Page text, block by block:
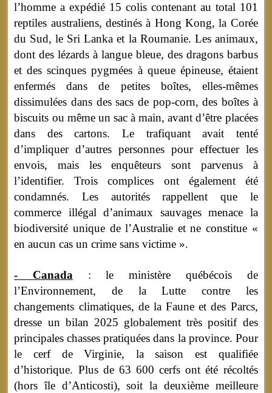
l’homme a expédié 15 colis contenant au total 101
reptiles australiens, destinés à Hong Kong, la Corée
du Sud, le Sri Lanka et la Roumanie. Les animaux,
dont des lézards à langue bleue, des dragons barbus
et des scinques pygmées à queue épineuse, étaient
enfermés dans de petites boîtes, elles-mêmes
dissimulées dans des sacs de pop-corn, des boîtes à
biscuits ou même un sac à main, avant d’être placées
dans des cartons. Le trafiquant avait tenté
d’impliquer d’autres personnes pour effectuer les
envois, mais les enquêteurs sont parvenus à
l’identifier. Trois complices ont également été
condamnés. Les autorités rappellent que le
commerce illégal d’animaux sauvages menace la
biodiversité unique de l’Australie et ne constitue «
en aucun cas un crime sans victime ».
- Canada : le ministère québécois de
l’Environnement, de la Lutte contre les
changements climatiques, de la Faune et des Parcs,
dresse un bilan 2025 globalement très positif des
principales chasses pratiquées dans la province. Pour
le cerf de Virginie, la saison est qualifiée
d’historique. Plus de 63 600 cerfs ont été récoltés
(hors île d’Anticosti), soit la deuxième meilleure